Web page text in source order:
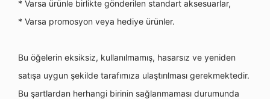
* Varsa ürünle birlikte gönderilen standart aksesuarlar,
* Varsa promosyon veya hediye ürünler.
Bu öğelerin eksiksiz, kullanılmamış, hasarsız ve yeniden
satışa uygun şekilde tarafımıza ulaştırılması gerekmektedir.
Bu şartlardan herhangi birinin sağlanmaması durumunda